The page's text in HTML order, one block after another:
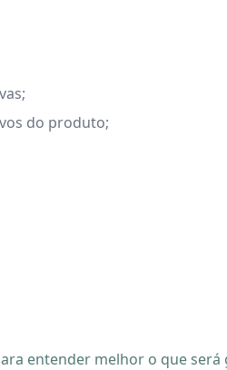
do produto;
entender melhor o que